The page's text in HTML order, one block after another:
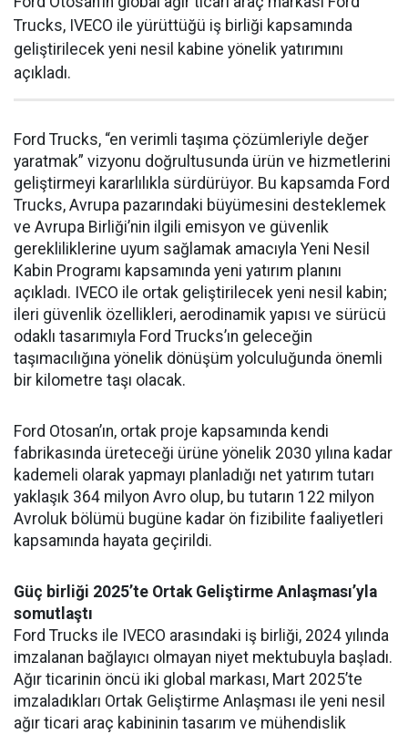
Trucks, IVECO ile yürüttüğü iş birliği kapsamında
geliştirilecek yeni nesil kabine yönelik yatırımını
açıkladı.
Ford Trucks, “en verimli taşıma çözümleriyle değer
yaratmak” vizyonu doğrultusunda ürün ve hizmetlerini
geliştirmeyi kararlılıkla sürdürüyor. Bu kapsamda Ford
Trucks, Avrupa pazarındaki büyümesini desteklemek
ve Avrupa Birliği’nin ilgili emisyon ve güvenlik
gerekliliklerine uyum sağlamak amacıyla Yeni Nesil
Kabin Programı kapsamında yeni yatırım planını
açıkladı. IVECO ile ortak geliştirilecek yeni nesil kabin;
ileri güvenlik özellikleri, aerodinamik yapısı ve sürücü
odaklı tasarımıyla Ford Trucks’ın geleceğin
taşımacılığına yönelik dönüşüm yolculuğunda önemli
bir kilometre taşı olacak.
Ford Otosan’ın, ortak proje kapsamında kendi
fabrikasında üreteceği ürüne yönelik 2030 yılına kadar
kademeli olarak yapmayı planladığı net yatırım tutarı
yaklaşık 364 milyon Avro olup, bu tutarın 122 milyon
Avroluk bölümü bugüne kadar ön fizibilite faaliyetleri
kapsamında hayata geçirildi.
Güç birliği 2025’te Ortak Geliştirme Anlaşması’yla
somutlaştı
Ford Trucks ile IVECO arasındaki iş birliği, 2024 yılında
imzalanan bağlayıcı olmayan niyet mektubuyla başladı.
Ağır ticarinin öncü iki global markası, Mart 2025’te
imzaladıkları Ortak Geliştirme Anlaşması ile yeni nesil
ağır ticari araç kabininin tasarım ve mühendislik